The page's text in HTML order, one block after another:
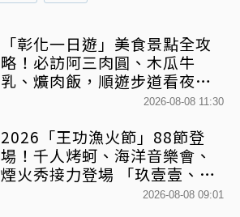
「彰化一日遊」美食景點全攻
略！必訪阿三肉圓、木瓜牛
乳、爌肉飯，順遊步道看夜景
2026-08-08 11:30
2026「王功漁火節」88節登
場！千人烤蚵、海洋音樂會、
煙火秀接力登場 「玖壹壹、美
2026-08-08 09:01